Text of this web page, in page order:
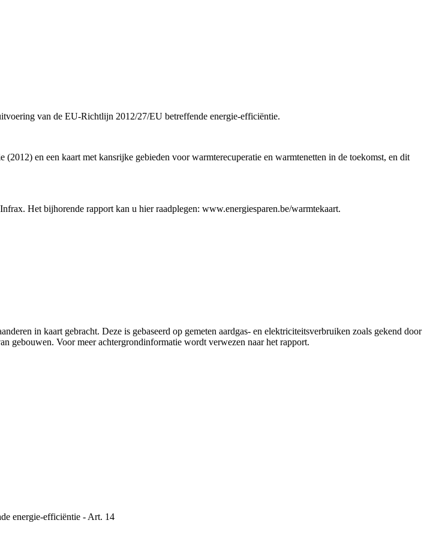
van de EU-Richtlijn 2012/27/EU betreffende energie-efficiëntie.
en een kaart met kansrijke gebieden voor warmterecuperatie en warmtenetten in de toekomst, en dit
Het bijhorende rapport kan u hier raadplegen: www.energiesparen.be/warmtekaart.
in kaart gebracht. Deze is gebaseerd op gemeten aardgas- en elektriciteitsverbruiken zoals gekend door
gebouwen. Voor meer achtergrondinformatie wordt verwezen naar het rapport.
energie-efficiëntie - Art. 14